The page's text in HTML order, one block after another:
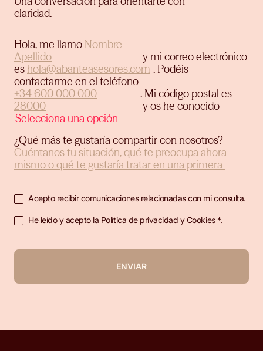
claridad.
Hola, me llamo
y mi correo electrónico
es
. Podéis
contactarme en el teléfono
. Mi código postal es
y os he conocido
¿Qué más te gustaría compartir con nosotros?
Acepto recibir comunicaciones relacionadas con mi consulta.
He leído y acepto la Política de privacidad y Cookies*.
ENVIAR